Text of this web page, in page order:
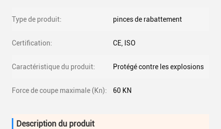
Type de produit: pinces de rabattement
Certification: CE, ISO
Caractéristique du produit: Protégé contre les explosions
Force de coupe maximale (Kn): 60 KN
Description du produit